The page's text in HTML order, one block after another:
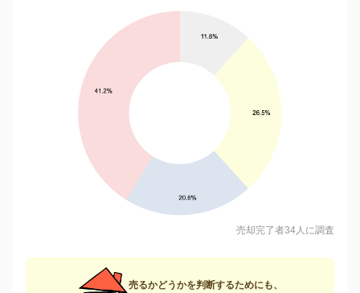
売却完了者34人に調査
売るかどうかを判断するためにも、